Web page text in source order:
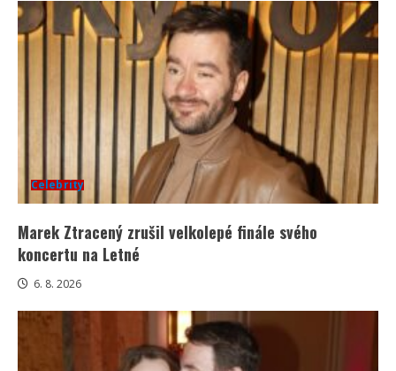
Celebrity
Marek Ztracený zrušil velkolepé finále svého
koncertu na Letné
6. 8. 2026